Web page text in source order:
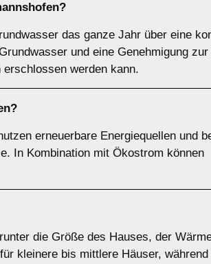
das ganze Jahr über eine
und eine Genehmigung
werden kann.
erneuerbare Energiequellen und
In Kombination mit Ökostrom können
die Größe des Hauses, der
kleinere bis mittlere Häuser,